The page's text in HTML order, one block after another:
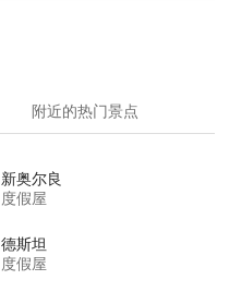
附近的热门景点
新奥尔良
度假屋
德斯坦
度假屋